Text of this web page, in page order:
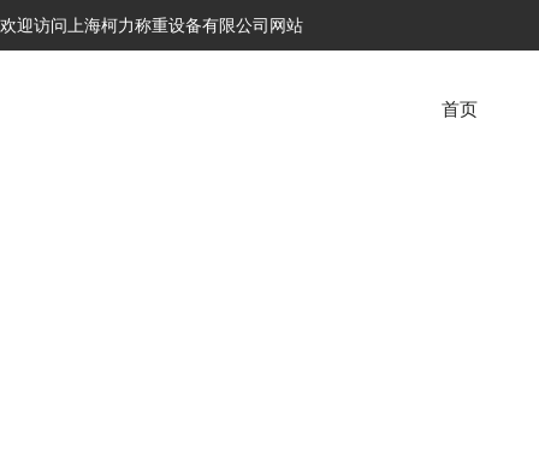
欢迎访问上海柯力称重设备有限公司网站
首页